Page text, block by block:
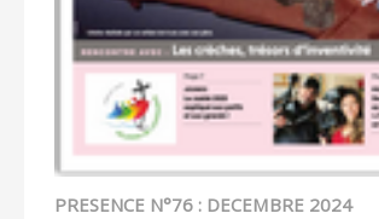
PRESENCE N°76 : DECEMBRE 2024